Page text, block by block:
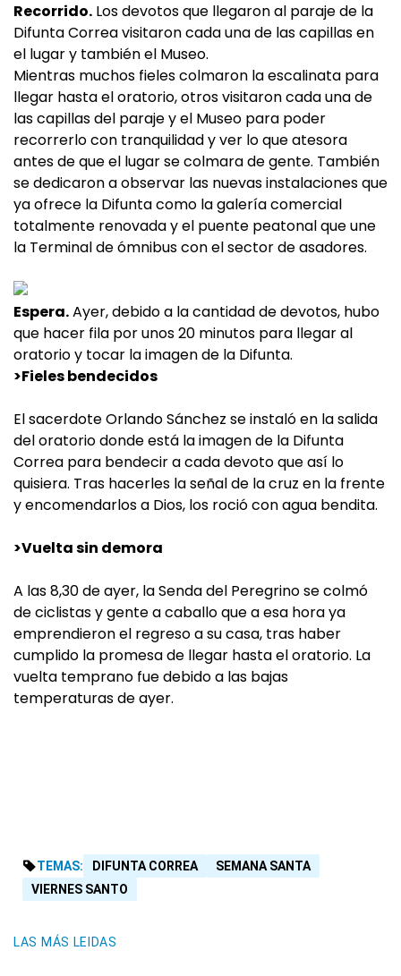
Recorrido. Los devotos que llegaron al paraje de la
Difunta Correa visitaron cada una de las capillas en
el lugar y también el Museo.
Mientras muchos fieles colmaron la escalinata para
llegar hasta el oratorio, otros visitaron cada una de
las capillas del paraje y el Museo para poder
recorrerlo con tranquilidad y ver lo que atesora
antes de que el lugar se colmara de gente. También
se dedicaron a observar las nuevas instalaciones que
ya ofrece la Difunta como la galería comercial
totalmente renovada y el puente peatonal que une
la Terminal de ómnibus con el sector de asadores.
Espera.Ayer, debido a la cantidad de devotos, hubo
que hacer fila por unos 20 minutos para llegar al
oratorio y tocar la imagen de la Difunta.
>Fieles bendecidos
El sacerdote Orlando Sánchez se instaló en la salida
del oratorio donde está la imagen de la Difunta
Correa para bendecir a cada devoto que así lo
quisiera. Tras hacerles la señal de la cruz en la frente
y encomendarlos a Dios, los roció con agua bendita.
>Vuelta sin demora
A las 8,30 de ayer, la Senda del Peregrino se colmó
de ciclistas y gente a caballo que a esa hora ya
emprendieron el regreso a su casa, tras haber
cumplido la promesa de llegar hasta el oratorio. La
vuelta temprano fue debido a las bajas
temperaturas de ayer.
TEMAS: DIFUNTA CORREA
SEMANA SANTA
VIERNES SANTO
LAS MÁS LEIDAS